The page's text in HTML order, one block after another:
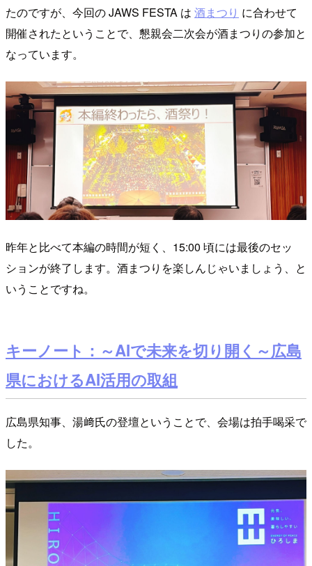
たのですが、今回の JAWS FESTA は 酒まつり に合わせて
開催されたということで、懇親会二次会が酒まつりの参加と
なっています。
昨年と比べて本編の時間が短く、15:00 頃には最後のセッ
ションが終了します。酒まつりを楽しんじゃいましょう、と
いうことですね。
キーノート：～AIで未来を切り開く～広島
県におけるAI活用の取組
広島県知事、湯﨑氏の登壇ということで、会場は拍手喝采で
した。